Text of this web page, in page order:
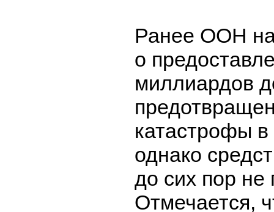
Ранее ООН
о
миллиардов
катастрофы
однако
до сих пор не
Отмечается,